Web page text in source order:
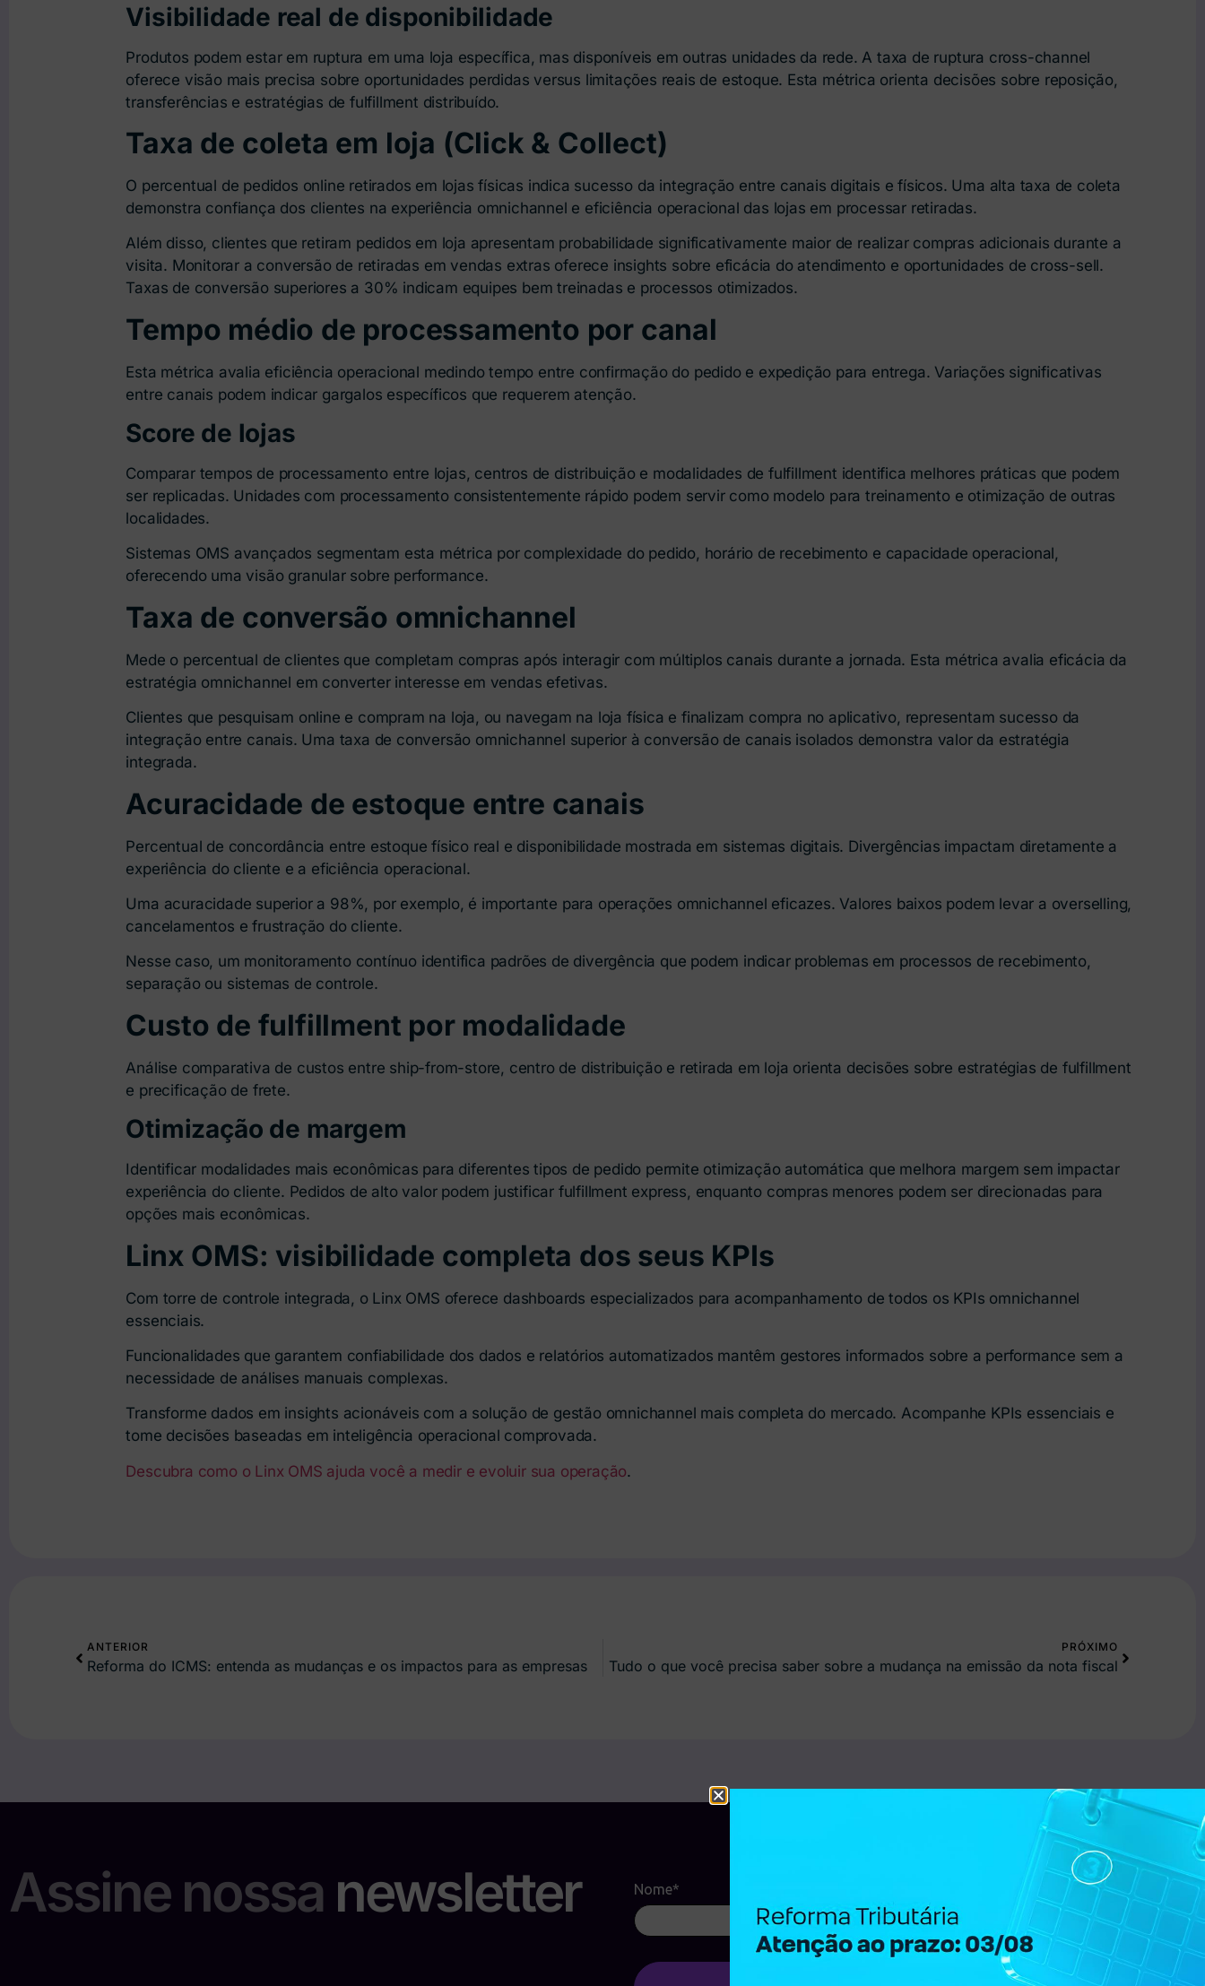
Visibilidade real de disponibilidade
Produtos podem estar em ruptura em uma loja específica, mas disponíveis em outras unidades da rede. A taxa de ruptura cross-channel
oferece visão mais precisa sobre oportunidades perdidas versus limitações reais de estoque. Esta métrica orienta decisões sobre reposição,
transferências e estratégias de fulfillment distribuído.
Taxa de coleta em loja (Click & Collect)
O percentual de pedidos online retirados em lojas físicas indica sucesso da integração entre canais digitais e físicos. Uma alta taxa de coleta
demonstra confiança dos clientes na experiência omnichannel e eficiência operacional das lojas em processar retiradas.
Além disso, clientes que retiram pedidos em loja apresentam probabilidade significativamente maior de realizar compras adicionais durante a
visita. Monitorar a conversão de retiradas em vendas extras oferece insights sobre eficácia do atendimento e oportunidades de cross-sell.
Taxas de conversão superiores a 30% indicam equipes bem treinadas e processos otimizados.
Tempo médio de processamento por canal
Esta métrica avalia eficiência operacional medindo tempo entre confirmação do pedido e expedição para entrega. Variações significativas
entre canais podem indicar gargalos específicos que requerem atenção.
Score de lojas
Comparar tempos de processamento entre lojas, centros de distribuição e modalidades de fulfillment identifica melhores práticas que podem
ser replicadas. Unidades com processamento consistentemente rápido podem servir como modelo para treinamento e otimização de outras
localidades.
Sistemas OMS avançados segmentam esta métrica por complexidade do pedido, horário de recebimento e capacidade operacional,
oferecendo uma visão granular sobre performance.
Taxa de conversão omnichannel
Mede o percentual de clientes que completam compras após interagir com múltiplos canais durante a jornada. Esta métrica avalia eficácia da
estratégia omnichannel em converter interesse em vendas efetivas.
Clientes que pesquisam online e compram na loja, ou navegam na loja física e finalizam compra no aplicativo, representam sucesso da
integração entre canais. Uma taxa de conversão omnichannel superior à conversão de canais isolados demonstra valor da estratégia
integrada.
Acuracidade de estoque entre canais
Percentual de concordância entre estoque físico real e disponibilidade mostrada em sistemas digitais. Divergências impactam diretamente a
experiência do cliente e a eficiência operacional.
Uma acuracidade superior a 98%, por exemplo, é importante para operações omnichannel eficazes. Valores baixos podem levar a overselling,
cancelamentos e frustração do cliente.
Nesse caso, um monitoramento contínuo identifica padrões de divergência que podem indicar problemas em processos de recebimento,
separação ou sistemas de controle.
Custo de fulfillment por modalidade
Análise comparativa de custos entre ship-from-store, centro de distribuição e retirada em loja orienta decisões sobre estratégias de fulfillment
e precificação de frete.
Otimização de margem
Identificar modalidades mais econômicas para diferentes tipos de pedido permite otimização automática que melhora margem sem impactar
experiência do cliente. Pedidos de alto valor podem justificar fulfillment express, enquanto compras menores podem ser direcionadas para
opções mais econômicas.
Linx OMS: visibilidade completa dos seus KPIs
Com torre de controle integrada, o Linx OMS oferece dashboards especializados para acompanhamento de todos os KPIs omnichannel
essenciais.
Funcionalidades que garantem confiabilidade dos dados e relatórios automatizados mantêm gestores informados sobre a performance sem a
necessidade de análises manuais complexas.
Transforme dados em insights acionáveis com a solução de gestão omnichannel mais completa do mercado. Acompanhe KPIs essenciais e
tome decisões baseadas em inteligência operacional comprovada.
Descubra como o Linx OMS ajuda você a medir e evoluir sua operação.
ANTERIOR
Reforma do ICMS: entenda as mudanças e os impactos para as empresas
PRÓXIMO
Tudo o que você precisa saber sobre a mudança na emissão da nota fiscal
Assine nossa newsletter Nome*